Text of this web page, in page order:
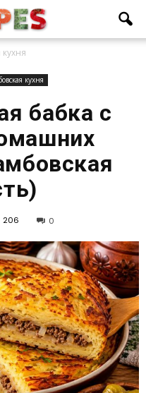
кухня
бабка с
206 0